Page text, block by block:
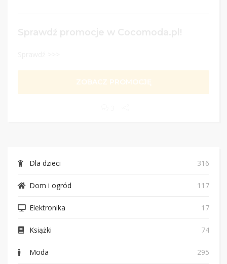
ZOBACZ PROMOCJĘ
Dla dzieci 316
Dom i ogród 117
Elektronika 17
Książki 74
Moda 295